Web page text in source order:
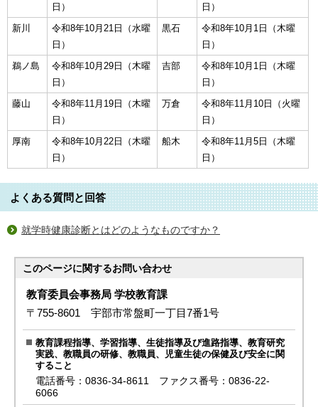
日）
日）
新川
令和8年10月21日（水曜
日）
黒石
令和8年10月1日（木曜
日）
鵜ノ島
令和8年10月29日（木曜
日）
吉部
令和8年10月1日（木曜
日）
藤山
令和8年11月19日（木曜
日）
万倉
令和8年11月10日（火曜
日）
厚南
令和8年10月22日（木曜
日）
船木
令和8年11月5日（木曜
日）
よくある質問と回答
就学時健康診断とはどのようなものですか？
このページに関するお問い合わせ
教育委員会事務局 学校教育課
〒755-8601 宇部市常盤町一丁目7番1号
教育課程指導、学習指導、生徒指導及び進路指導、教育研究
実践、教職員の研修、教職員、児童生徒の保健及び安全に関
すること
電話番号：0836-34-8611 ファクス番号：0836-22-
6066